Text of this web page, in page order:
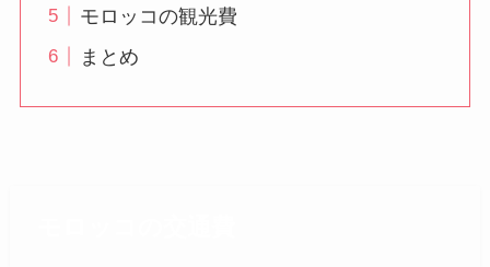
モロッコの観光費
まとめ